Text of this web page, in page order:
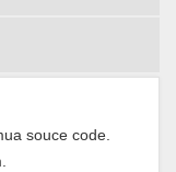
souce code.